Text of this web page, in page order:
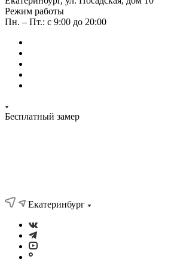
Режим работы
Пн. – Пт.: с 9:00 до 20:00
Бесплатный замер
Екатеринбург